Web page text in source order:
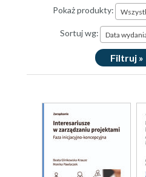
Pokaż produkty:
Sortuj wg: Data
Filtruj »